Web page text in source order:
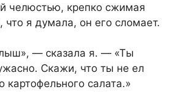
челюстью, крепко сжимая
что я думала, он его сломает.
— сказала я. — «Ты
Скажи, что ты не ел
картофельного салата.»